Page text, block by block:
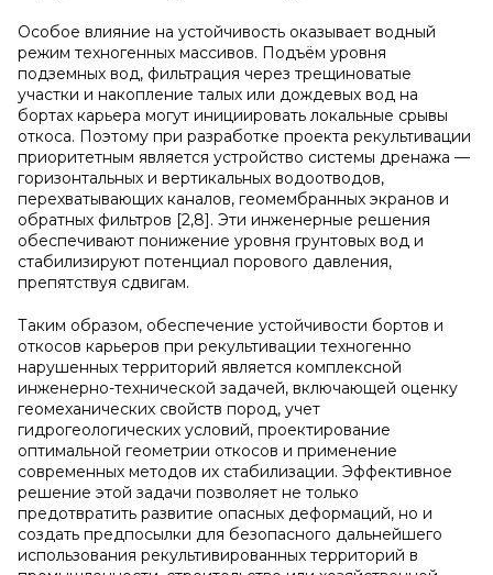
Особое влияние на устойчивость оказывает водный
режим техногенных массивов. Подъём уровня
подземных вод, фильтрация через трещиноватые
участки и накопление талых или дождевых вод на
бортах карьера могут инициировать локальные срывы
откоса. Поэтому при разработке проекта рекультивации
приоритетным является устройство системы дренажа —
горизонтальных и вертикальных водоотводов,
перехватывающих каналов, геомембранных экранов и
обратных фильтров [2,8]. Эти инженерные решения
обеспечивают понижение уровня грунтовых вод и
стабилизируют потенциал порового давления,
препятствуя сдвигам.
Таким образом, обеспечение устойчивости бортов и
откосов карьеров при рекультивации техногенно
нарушенных территорий является комплексной
инженерно-технической задачей, включающей оценку
геомеханических свойств пород, учет
гидрогеологических условий, проектирование
оптимальной геометрии откосов и применение
современных методов их стабилизации. Эффективное
решение этой задачи позволяет не только
предотвратить развитие опасных деформаций, но и
создать предпосылки для безопасного дальнейшего
использования рекультивированных территорий в